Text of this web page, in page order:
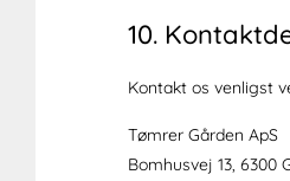
10.
Kontakt os venligst
Tømrer Gården ApS
Bomhusvej 13, 6300